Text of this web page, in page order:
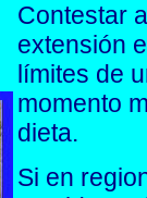
Contestar
extensión
límites de
momento
dieta.
Si en